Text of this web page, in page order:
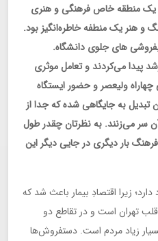
یک منطقه خاص فرهنگی و هنری
و هنر یک منطفه خاطره‌انگیز بود.
های جلوی دانشگاه.
پیدا می‌کردند و تعامل موثری
چهاراه ولیعصر و حضور ایستگاه
تبدیل به جایگاهی شده که جدا از
سر می‌زنند. به نظرتان چقدر طول
بار دیگری در جایی دیگر این
زیرا اقتصادِ بیمار باعث شد که
قلب تهران است و در تقاطع دو
زیاد مردم است. دستفروش‌ها